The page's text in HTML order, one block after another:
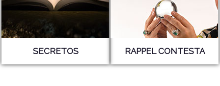
SECRETOS RAPPEL CONTESTA